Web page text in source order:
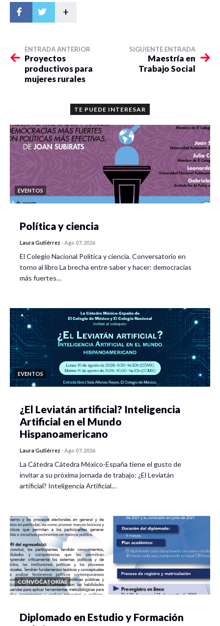
+
ENTRADA ANTERIOR
Proyectos
productivos para
mujeres rurales
SIGUIENTE ENTRADA
Maestría en
Trabajo Social
TE PUEDE INTERESAR
EVENTOS
Política y ciencia
Laura Gutiérrez -Ago 07, 2026
El Colegio Nacional Política y ciencia. Conversatorio en
torno al libro La brecha entre saber y hacer: democracias
más fuertes…
EVENTOS
¿El Leviatán artificial? Inteligencia
Artificial en el Mundo
Hispanoamericano
Laura Gutiérrez -Ago 07, 2026
La Cátedra Cátedra México-España tiene el gusto de
invitar a su próxima jornada de trabajo: ¿El Leviatán
artificial? Inteligencia Artificial…
CONVOCATORIAS
Diplomado en Estudio y Formación